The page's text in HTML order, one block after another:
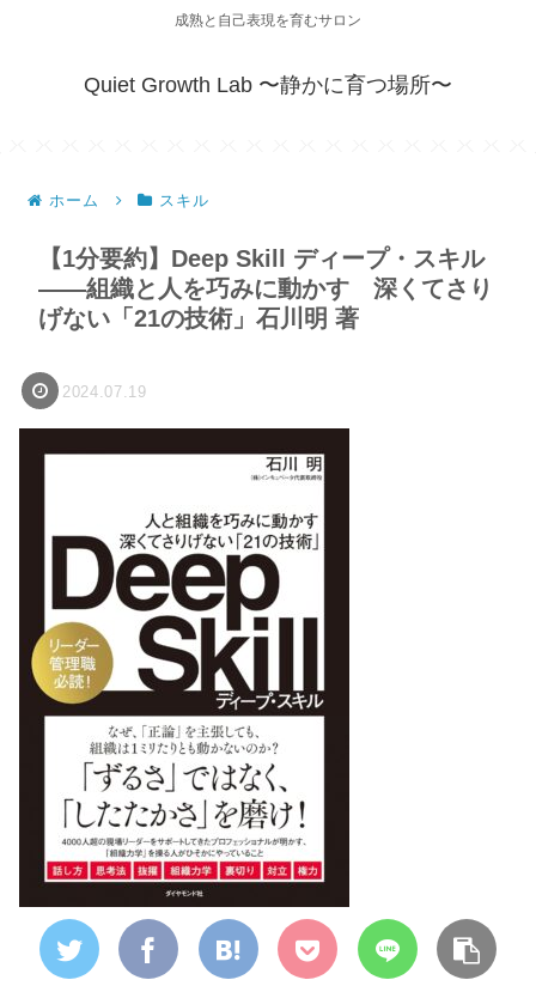
成熟と自己表現を育むサロン
Quiet Growth Lab 〜静かに育つ場所〜
ホーム スキル
【1分要約】Deep Skill ディープ・スキル
――組織と人を巧みに動かす 深くてさり
げない「21の技術」石川明 著
2024.07.19